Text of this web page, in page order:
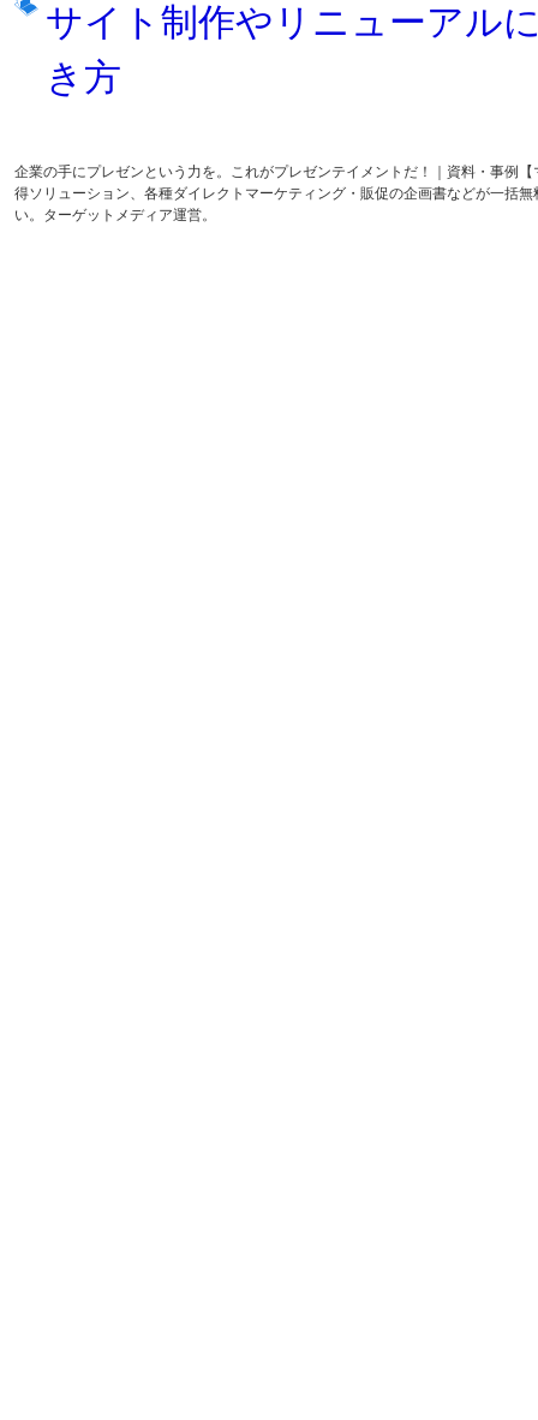
サイト制作やリニューアル
き方
企業の手にプレゼンという力を。これがプレゼンテイメントだ！｜資料・事例
得ソリューション、各種ダイレクトマーケティング・販促の企画書などが一括
い。ターゲットメディア運営。